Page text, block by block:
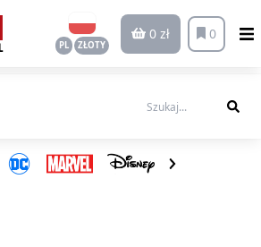
PL ZŁOTY
0 zł 0